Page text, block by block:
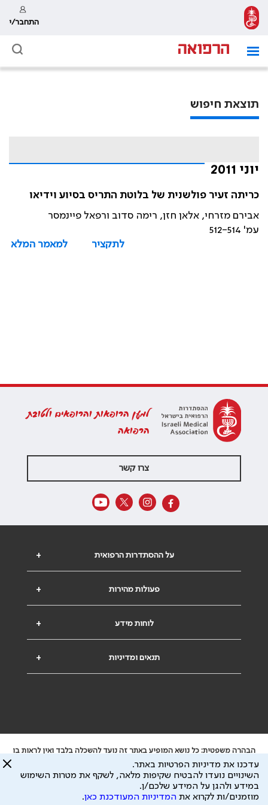
התחבר/י
תוצאת חיפוש
יוני 2011
כריתה זעיר פולשנית של בלוטת התריס בסיוע וידיאו
אבירם מזרחי, אלאן חזן, רימה סדוב ורפאל פיינמסר
עמ' 512-514
לתקציר
למאמר המלא
למען הרופאות והרופאים ולטובת
הרפואה
צרו קשר
+ על ההסתדרות הרפואית
+ פעולות מהירות
+ לוחות מידע
+ תנאים ומדיניות
הבהרה משפטית: כל נושא המופיע באתר זה נועד להשכלה בלבד ואין לראות בו
ייעוץ רפואי או משפטי. אין הר"י אחראית לתוכן המתפרסם באתר זה ולכל נזק
שעלול להיגרם.
ידוע לי שהר"י אוספת ושומרת מידע אישי לצורך מתן השרות וכי חלק ממנו עשוי
להיות מועבר לצדדים שלישיים, הכל בכפוף למדיניות הפרטיות
עדכנו את מדיניות הפרטיות באתר.
השינויים נועדו להבטיח שקיפות מלאה, לשקף את מטרות השימוש
במידע ולהגן על המידע שלכם/ן.
מוזמנים/ות לקרוא את המדיניות המעודכנת כאן.